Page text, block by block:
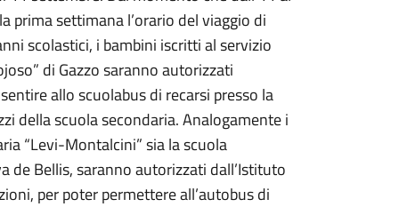
prima settimana l’orario del viaggio di
scolastici, i bambini iscritti al servizio
di Gazzo saranno autorizzati
allo scuolabus di recarsi presso la
della scuola secondaria. Analogamente i
“Levi-Montalcini” sia la scuola
de Bellis, saranno autorizzati dall’Istituto
per poter permettere all’autobus di